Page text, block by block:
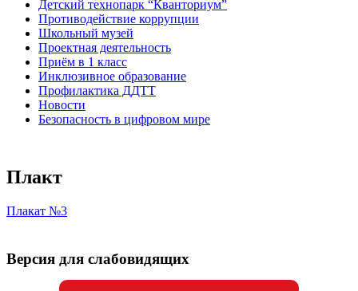
Детский технопарк “Кванториум”
Противодействие коррупции
Школьный музей
Проектная деятельность
Приём в 1 класс
Инклюзивное образование
Профилактика ДДТТ
Новости
Безопасность в цифровом мире
Плакт
Плакат №3
Версия для слабовидящих